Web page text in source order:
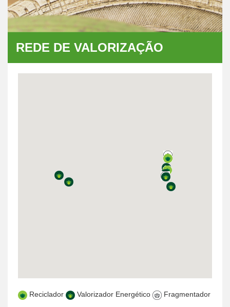
REDE DE VALORIZAÇÃO
Reciclador Valorizador Energético Fragmentador